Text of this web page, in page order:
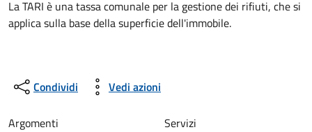
La TARI è una tassa comunale per la gestione dei rifiuti, che si
applica sulla base della superficie dell'immobile.
Condividi Vedi azioni
Argomenti Servizi